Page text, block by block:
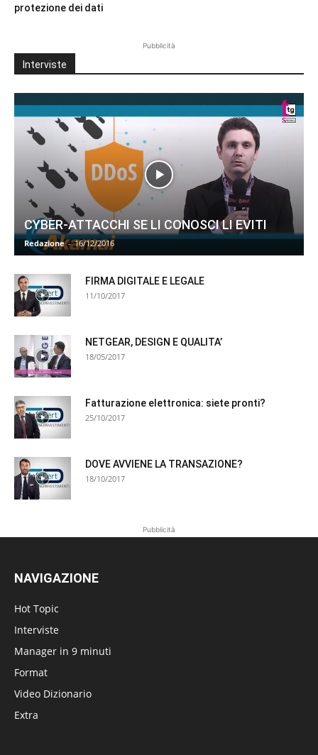
protezione dei dati
Pubblicità
Interviste
CYBER-ATTACCHI SE LI CONOSCI LI EVITI
Redazione - 16/12/2016
FIRMA DIGITALE E LEGALE
11/10/2017
NETGEAR, DESIGN E QUALITA’
18/05/2017
Fatturazione elettronica: siete pronti?
25/10/2017
DOVE AVVIENE LA TRANSAZIONE?
18/10/2017
Pubblicità
NAVIGAZIONE
Hot Topic
Interviste
Manager in 9 minuti
Format
Video Dizionario
Extra